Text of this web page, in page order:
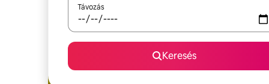
Távozás
Keresés